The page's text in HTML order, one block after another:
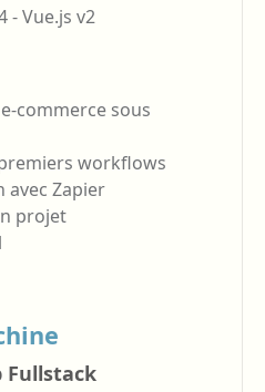
-Vue.js v2
commerce sous
workflows
avec Zapier
projet
Fullstack